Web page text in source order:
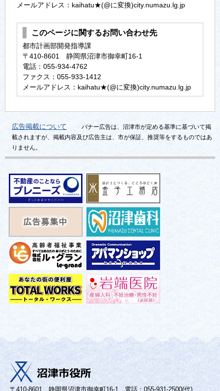
メールアドレス：kaihatu★(@に変換)city.numazu.lg.jp
このページに関するお問い合わせ先
都市計画部開発指導課
〒410-8601 静岡県沼津市御幸町16-1
電話：055-934-4762
ファクス：055-933-1412
メールアドレス：kaihatu★(@に変換)city.numazu.lg.jp
広告掲載について
バナー広告は、沼津市が定める基準に基づいて掲
載されますが、掲載内容及び広告主は、市が保証、推奨等をするものではあ
りません。